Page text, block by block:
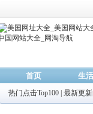
首页 生
热门点击Top100 最新更